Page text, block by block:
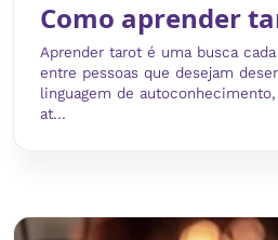
Como aprender
Aprender tarot é uma busca
entre pessoas que desejam
linguagem de
at...